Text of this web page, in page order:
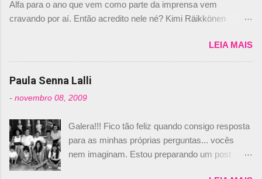
2010. "Na verdade, nós recebemos uma oferta
de Piquet", admitiu Audetto. “Mas depois de ter
dois brasileiros”, explicou, dizendo ainda que
não tem nada contra o filho do tricampeão
Nelson Piquet. “Ele é um bom piloto, rápido e
experiente.” Audetto disse ainda que a suposta
não corresponde à realidade. “O suposto 15%
de investimento seria menor do que aquilo que
outros pilotos podem trazer: italianos, r...
Alfa para o ano que vem como parte da imprensa vem
cravando por aí. Então acredito nele né? Kimi Räikkönen
truth but I’ve never had an option in my contract so that’s
should, pretty much, tell you that it’s not true." #Kimi7 #EifelGP
#AlfaRomeoRacing pic.twitter.com/77EDVn39Ia — Kimi
Romain falando sobre o fato do Iceman estar há tantos anos na
@RGrosjean ! #EifelGP 🇩🇪 #F1
pic.twitter.com/GSAu1LWnwW — Formula 1 (@F1) October 8,
2020 Beijinhos, Ludy
LEIA MAIS
Paula Senna Lalli
- novembro 08, 2009
Galera!!! Fico tão feliz quando consigo resposta
para as minhas próprias perguntas... vocês
nem imaginam. Estou preparando um post